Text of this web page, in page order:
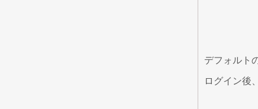
デフォルト
ログイン後